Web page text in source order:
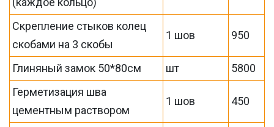
Скрепление стыков колец
скобами на 3 скобы
1 шов 950
Глиняный замок 50*80см шт
5800
Герметизация шва
цементным раствором
1 шов 450